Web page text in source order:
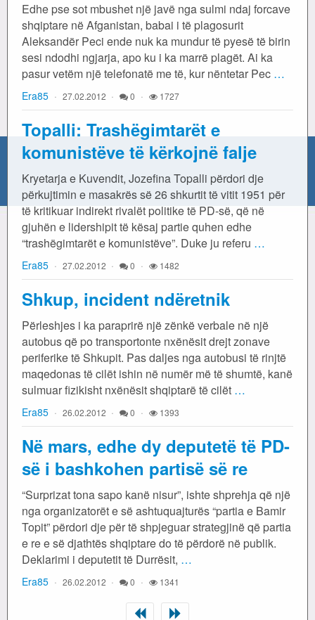
Edhe pse sot mbushet një javë nga sulmi ndaj forcave
shqiptare në Afganistan, babai i të plagosurit
Aleksandër Peci ende nuk ka mundur të pyesë të birin
sesi ndodhi ngjarja, apo ku i ka marrë plagët. Ai ka
pasur vetëm një telefonatë me të, kur nëntetar Pec …
Era85 27.02.2012 0 1727
Topalli: Trashëgimtarët e
komunistëve të kërkojnë falje
Kryetarja e Kuvendit, Jozefina Topalli përdori dje
përkujtimin e masakrës së 26 shkurtit të vitit 1951 për
të kritikuar indirekt rivalët politike të PD-së, që në
gjuhën e lidershipit të kësaj partie quhen edhe
“trashëgimtarët e komunistëve”. Duke ju referu …
Era85 27.02.2012 0 1482
Shkup, incident ndëretnik
Përleshjes i ka paraprirë një zënkë verbale në një
autobus që po transportonte nxënësit drejt zonave
periferike të Shkupit. Pas daljes nga autobusi të rinjtë
maqedonas të cilët ishin në numër më të shumtë, kanë
sulmuar fizikisht nxënësit shqiptarë të cilët …
Era85 26.02.2012 0 1393
Në mars, edhe dy deputetë të PD-
së i bashkohen partisë së re
“Surprizat tona sapo kanë nisur”, ishte shprehja që një
nga organizatorët e së ashtuquajturës “partia e Bamir
Topit” përdori dje për të shpjeguar strategjinë që partia
e re e së djathtës shqiptare do të përdorë në publik.
Deklarimi i deputetit të Durrësit, …
Era85 26.02.2012 0 1341